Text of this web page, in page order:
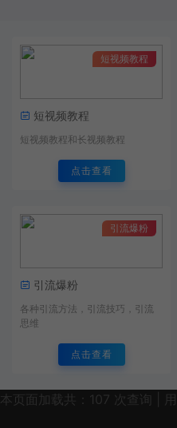
短视频教程
短视频教程
短视频教程和长视频教程
点击查看
引流爆粉
引流爆粉
各种引流方法，引流技巧，引流
思维
点击查看
本页面加载共：107 次查询 |